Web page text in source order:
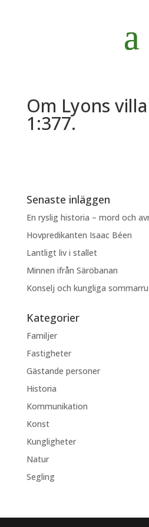
Om Lyons
1:377.
Senaste inläggen
En ryslig historia – mord och
Hovpredikanten Isaac Béen
Lantligt liv i stallet
Minnen ifrån Säröbanan
Konselj och kungliga
Kategorier
Familjer
Fastigheter
Gästande personer
Historia
Kommunikation
Konst
Kungligheter
Natur
Segling